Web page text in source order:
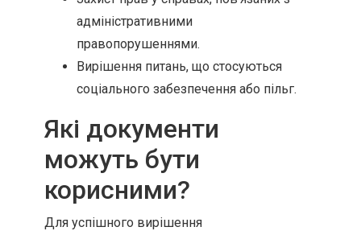
адміністративними
правопорушеннями.
Вирішення питань, що стосуються
соціального забезпечення або пільг.
Які документи
можуть бути
корисними?
Для успішного вирішення